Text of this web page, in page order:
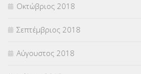
Οκτώβριος 2018
Σεπτέμβριος 2018
Αύγουστος 2018